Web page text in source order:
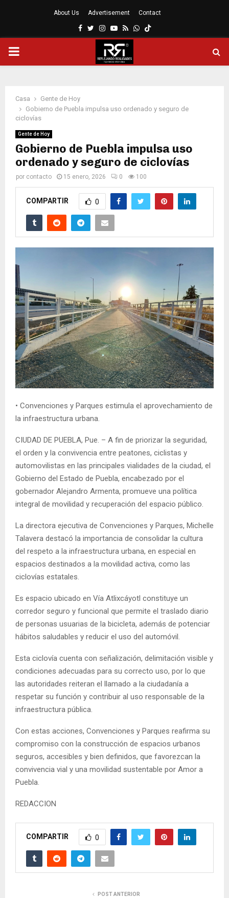
About Us Advertisement Contact
Facebook
Twitter
Instagram
Youtube
RssWhatsapp
MENÚ
Casa
Gente de Hoy
Gobierno de Puebla impulsa uso ordenado y seguro de
ciclovías
Gente de Hoy
Gobierno de Puebla impulsa uso
ordenado y seguro de ciclovías
por contacto 15 enero, 2026 0 100
COMPARTIR 0
• Convenciones y Parques estimula el aprovechamiento de
la infraestructura urbana.
CIUDAD DE PUEBLA, Pue. – A fin de priorizar la seguridad,
el orden y la convivencia entre peatones, ciclistas y
automovilistas en las principales vialidades de la ciudad, el
Gobierno del Estado de Puebla, encabezado por el
gobernador Alejandro Armenta, promueve una política
integral de movilidad y recuperación del espacio público.
La directora ejecutiva de Convenciones y Parques, Michelle
Talavera destacó la importancia de consolidar la cultura
del respeto a la infraestructura urbana, en especial en
espacios destinados a la movilidad activa, como las
ciclovías estatales.
Es espacio ubicado en Vía Atlixcáyotl constituye un
corredor seguro y funcional que permite el traslado diario
de personas usuarias de la bicicleta, además de potenciar
hábitos saludables y reducir el uso del automóvil.
Esta ciclovía cuenta con señalización, delimitación visible y
condiciones adecuadas para su correcto uso, por lo que
las autoridades reiteran el llamado a la ciudadanía a
respetar su función y contribuir al uso responsable de la
infraestructura pública.
Con estas acciones, Convenciones y Parques reafirma su
compromiso con la construcción de espacios urbanos
seguros, accesibles y bien definidos, que favorezcan la
convivencia vial y una movilidad sustentable por Amor a
Puebla.
REDACCION
COMPARTIR 0
POST ANTERIOR